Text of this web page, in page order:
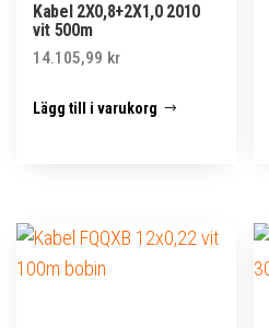
Kabel 2X0,8+2X1,0 2010
vit 500m
14.105,99 kr
Lägg till i varukorg